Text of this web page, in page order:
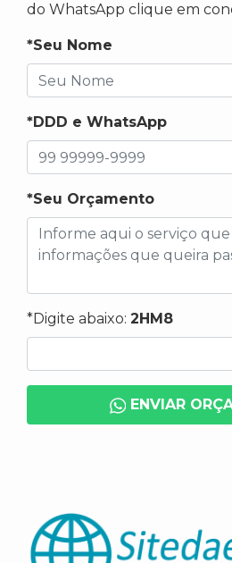
do WhatsApp clique em
*Seu Nome
*DDD e WhatsApp
*Seu Orçamento
*Digite abaixo: 2HM8
ENVIAR